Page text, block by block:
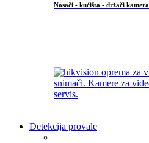
Nosači - kućišta - držači kamera
Detekcija provale